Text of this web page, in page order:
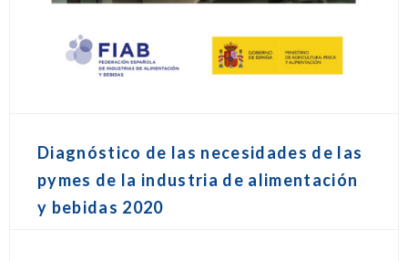
Diagnóstico de las necesidades de las
pymes de la industria de alimentación
y bebidas 2020